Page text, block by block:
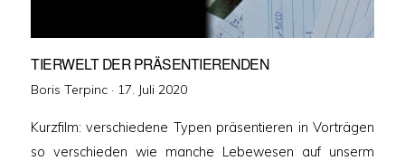
TIERWELT DER PRÄSENTIERENDEN
Boris Terpinc · Veröffentlicht
17. Juli 2020
Kurzfilm: verschiedene Typen präsentieren in Vorträgen
so verschieden wie manche Lebewesen auf unserm